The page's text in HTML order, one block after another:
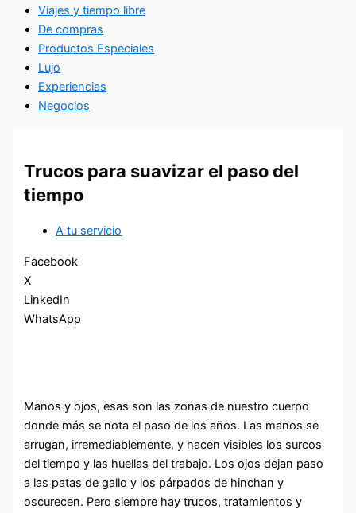
Viajes y tiempo libre
De compras
Productos Especiales
Lujo
Experiencias
Negocios
Trucos para suavizar el paso del
tiempo
A tu servicio
Facebook
X
LinkedIn
WhatsApp
Manos y ojos, esas son las zonas de nuestro cuerpo
donde más se nota el paso de los años. Las manos se
arrugan, irremediablemente, y hacen visibles los surcos
del tiempo y las huellas del trabajo. Los ojos dejan paso
a las patas de gallo y los párpados de hinchan y
oscurecen. Pero siempre hay trucos, tratamientos y